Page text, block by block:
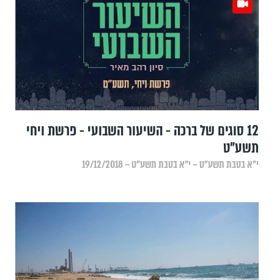
12 סוגים של ברכה - השיעור השבועי - פרשת ויחי
תשע"ט
י״א בטבת תשע״ט – י״א בטבת תשע״ט – 19/12/2018